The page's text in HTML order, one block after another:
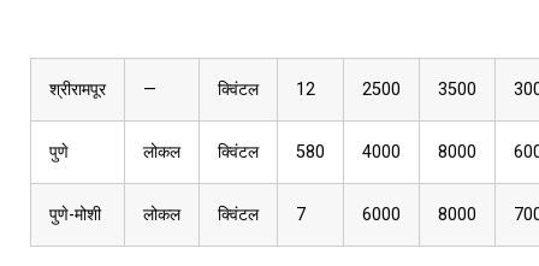
श्रीरामपूर — क्विंटल 12 2500 3500
पुणे लोकल क्विंटल 580 4000 8000
पुणे-मोशी लोकल क्विंटल 7 6000 8000